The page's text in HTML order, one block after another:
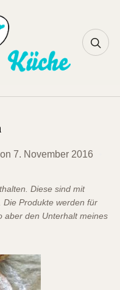
7. November 2016
Diese sind mit
Produkte werden für
aber den Unterhalt meines